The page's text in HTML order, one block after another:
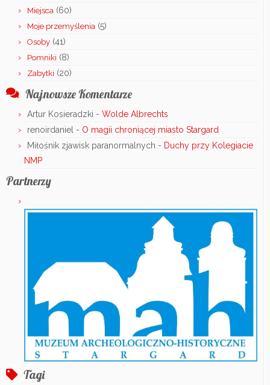
Miejsca (60)
Moje przemyślenia (5)
Osoby (41)
Pomniki (8)
Zabytki (20)
Najnowsze Komentarze
Artur Kosieradzki - Wolde Albrechts
renoirdaniel - O magii chroniącej miasto Stargard
Miłośnik zjawisk paranormalnych - Duchy przy Kolegiacie
NMP
Partnerzy
Tagi